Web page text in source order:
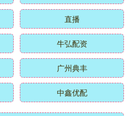
直播
牛弘配资
广州典丰
中鑫优配